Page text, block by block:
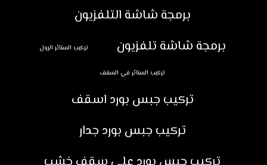
برمجة شاشة التلفزيون
برمجة شاشة تلفزيون
تركيب الستائر الرول
تركيب الستائر في السقف
تركيب جبس بورد اسقف
تركيب جبس بورد جدار